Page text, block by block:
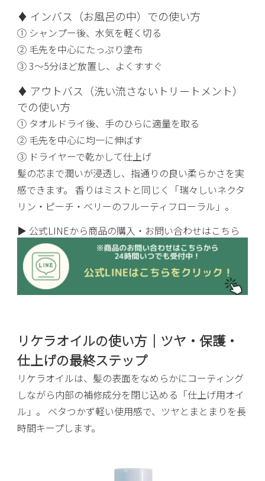
♦ インバス（お風呂の中）での使い方
① シャンプー後、水気を軽く切る
② 毛先を中心にたっぷり塗布
③ 3〜5分ほど放置し、よくすすぐ
♦ アウトバス（洗い流さないトリートメント）
での使い方
① タオルドライ後、手のひらに適量を取る
② 毛先を中心に均一に伸ばす
③ ドライヤーで乾かして仕上げ
髪の芯まで潤いが浸透し、指通りの良い柔らかさを実
感できます。 香りはミストと同じく「瑞々しいネクタ
リン・ピーチ・ベリーのフルーティフローラル」。
▶ 公式LINEから商品の購入・お問い合わせはこちら
リケラオイルの使い方｜ツヤ・保護・
仕上げの最終ステップ
リケラオイルは、髪の表面をなめらかにコーティング
しながら内部の補修成分を閉じ込める「仕上げ用オイ
ル」。 ベタつかず軽い使用感で、ツヤとまとまりを長
時間キープします。